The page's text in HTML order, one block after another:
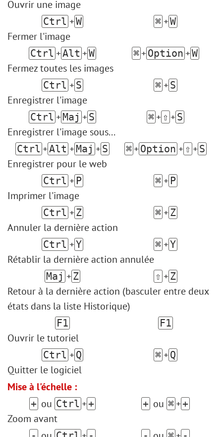
Tâche : Enlever les lunettes
Sélection de rouges à lèvres
Retouche d'une vieille photo
Ouvrir une image
Ctrl +W ⌘ +W
Fermer l'image
Ctrl +Alt +W ⌘+Option +W
Fermez toutes les images
Ctrl +S ⌘ +S
Enregistrer l'image
Ctrl +Maj +S ⌘+ ⇧ +S
Enregistrer l'image sous...
Ctrl +Alt +Maj +S ⌘+Option + ⇧ +S
Enregistrer pour le web
Ctrl + P ⌘ + P
Imprimer l'image
Ctrl +Z ⌘ +Z
Annuler la dernière action
Ctrl +Y ⌘ +Y
Rétablir la dernière action annulée
Maj +Z ⇧ +Z
Retour à la dernière action (basculer entre deux
états dans la liste Historique)
F1 F1
Ouvrir le tutoriel
Ctrl +Q ⌘ +Q
Quitter le logiciel
Mise à l'échelle :
+ ou Ctrl ++ + ou ⌘++
Zoom avant